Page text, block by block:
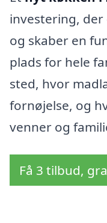
investering,
og skaber en
plads for hele
sted, hvor
fornøjelse, og
venner og
Få 3 tilbud,